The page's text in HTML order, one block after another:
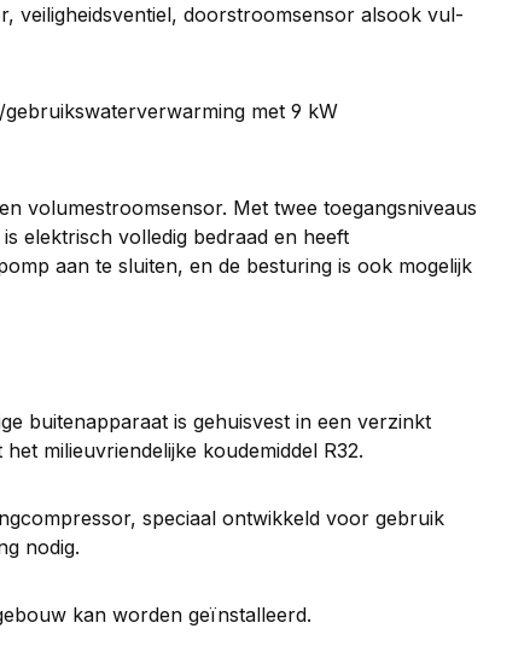
veiligheidsventiel, doorstroomsensor alsook vul-
met 9 kW
volumestroomsensor. Met twee toegangsniveaus
elektrisch volledig bedraad en heeft
aan te sluiten, en de besturing is ook mogelijk
buitenapparaat is gehuisvest in een verzinkt
milieuvriendelijke koudemiddel R32.
speciaal ontwikkeld voor gebruik
nodig.
kan worden geïnstalleerd.